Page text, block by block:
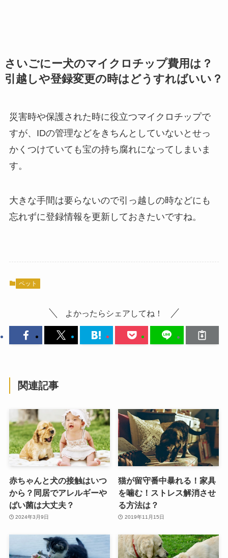
さいごにー犬のマイクロチップ費用は？
引越しや登録変更の時はどうすればいい？
災害時や保護された時に役立つマイクロチップで
すが、IDの管理などをきちんとしていないとせっ
かくつけていても宝の持ち腐れになってしまいま
す。
大きな手間は要らないので引っ越しの時などにも
忘れずに登録情報を更新しておきたいですね。
ペット
よかったらシェアしてね！
関連記事
赤ちゃんと犬の接触はいつ
から？同居でアレルギーや
ばい菌は大丈夫？
2024年3月9日
猫が留守番中暴れる！家具
を噛む！ストレス解消させ
る方法は？
2019年11月15日